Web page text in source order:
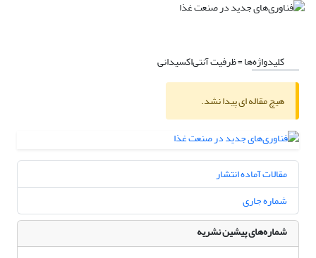
کلیدواژه‌ها =ظرفیت آنتی‌اکسیدانی
هیچ مقاله ای پیدا نشد.
مقالات آماده انتشار
شماره جاری
شماره‌های پیشین نشریه